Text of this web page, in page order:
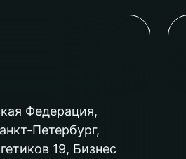
Федерация,
Петербург,
19, Бизнес